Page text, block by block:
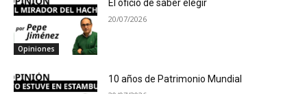
Opiniones
El oficio de saber elegir
20/07/2026
10 años de Patrimonio Mundial